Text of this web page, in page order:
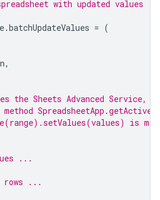
with updated values
.batchUpdateValues = (
,
the Sheets Advanced Service,
is
...
rows ...